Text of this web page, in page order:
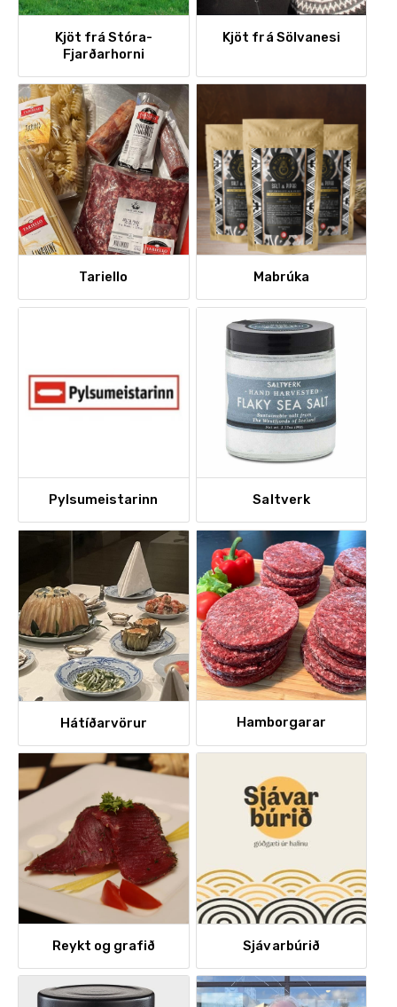
Kjöt frá Stóra-
Fjarðarhorni
Kjöt frá Sölvanesi
Tariello Mabrúka
Pylsumeistarinn Saltverk
Hátíðarvörur Hamborgarar
Reykt og grafið Sjávarbúrið